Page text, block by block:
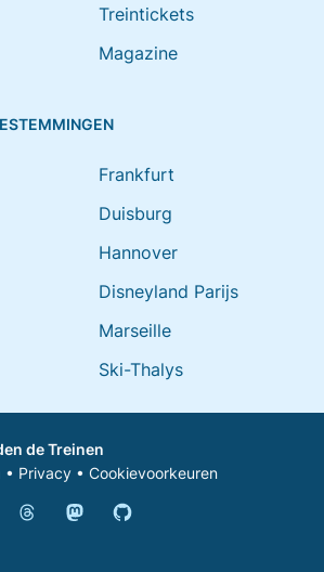
Treintickets
Magazine
Frankfurt
Duisburg
Hannover
Disneyland Parijs
Marseille
Ski-Thalys
de Treinen
• Privacy • Cookievoorkeuren